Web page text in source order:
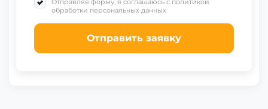
Отправляя форму, я соглашаюсь с политикой
обработки персональных данных
Отправить заявку